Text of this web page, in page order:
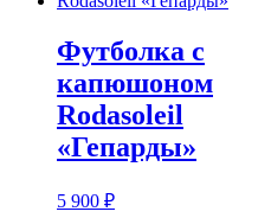
Футболка с
капюшоном
Rodasoleil
«Гепарды»
5 900 ₽